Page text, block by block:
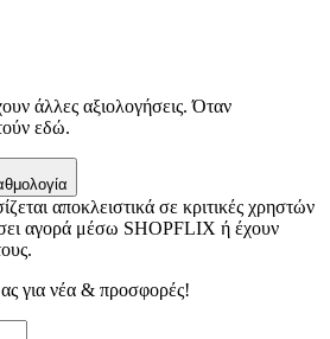
άλλες αξιολογήσεις. Όταν
εδώ.
αποκλειστικά σε κριτικές χρηστών
αγορά μέσω SHOPFLIX ή έχουν
για νέα & προσφορές!